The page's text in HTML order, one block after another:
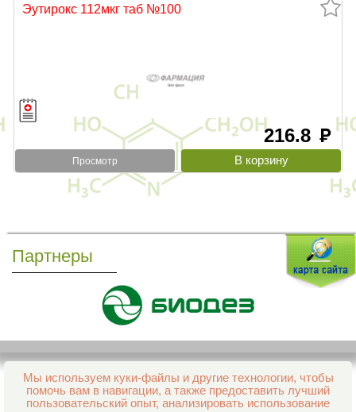
Эутирокс 112мкг таб №100
216.8 руб
Просмотр
Партнеры
Мы используем куки-файлы и другие технологии, чтобы
помочь вам в навигации, а также предоставить лучший
пользовательский опыт, анализировать использование
Все права защищены и охраняются законом
© 2013–2026 Интернет-аптека Фармация